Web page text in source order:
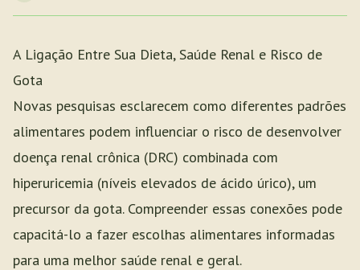
A Ligação Entre Sua Dieta, Saúde Renal e Risco de
Gota
Novas pesquisas esclarecem como diferentes padrões
alimentares podem influenciar o risco de desenvolver
doença renal crônica (DRC) combinada com
hiperuricemia (níveis elevados de ácido úrico), um
precursor da gota. Compreender essas conexões pode
capacitá-lo a fazer escolhas alimentares informadas
para uma melhor saúde renal e geral.